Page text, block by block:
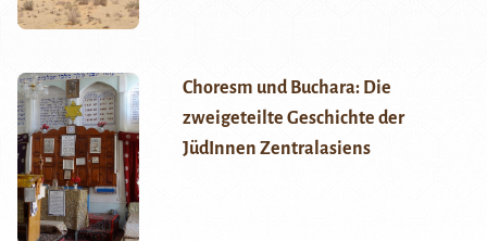
Choresm und Buchara: Die
zweigeteilte Geschichte der
JüdInnen Zentralasiens